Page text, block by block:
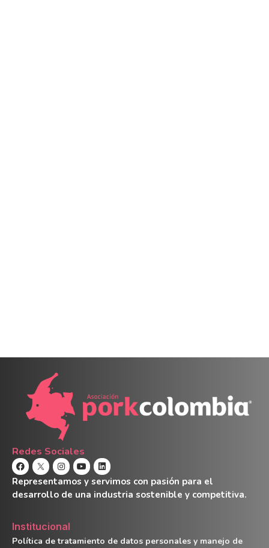
Redes Sociales
Representamos y servimos con pasión para el
desarrollo de una industria sostenible y competitiva.
Institucional
Política de tratamiento de datos personales y manejo de